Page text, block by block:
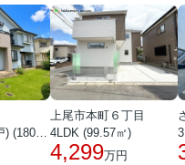
上尾市本町６丁目
4LDK (99.57㎡)
4,299万円